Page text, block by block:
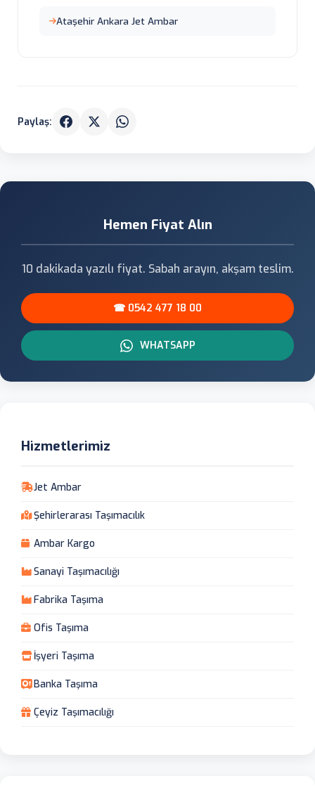
Ataşehir Ankara Jet Ambar
Paylaş:
Hemen Fiyat Alın
10 dakikada yazılı fiyat. Sabah arayın, akşam teslim.
☎ 0542 477 18 00
WHATSAPP
Hizmetlerimiz
Jet Ambar
Şehirlerarası Taşımacılık
Ambar Kargo
Sanayi Taşımacılığı
Fabrika Taşıma
Ofis Taşıma
İşyeri Taşıma
Banka Taşıma
Çeyiz Taşımacılığı